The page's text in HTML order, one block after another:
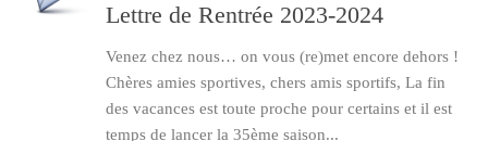
Lettre de Rentrée 2023-2024
Venez chez nous… on vous (re)met encore dehors !
Chères amies sportives, chers amis sportifs, La fin
des vacances est toute proche pour certains et il est
temps de lancer la 35ème saison...